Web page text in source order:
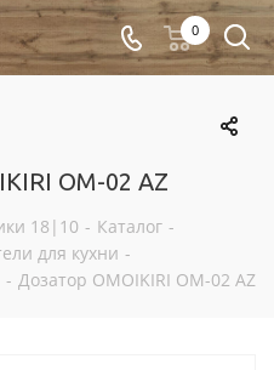
0
OM-02 AZ
18|10 - Каталог -
для кухни -
- Дозатор OMOIKIRI OM-02 AZ